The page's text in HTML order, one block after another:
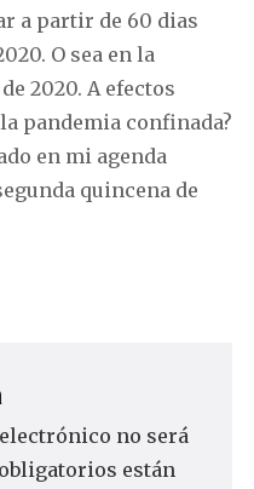
a partir de 60 dias
O sea en la
2020. A efectos
pandemia confinada?
en mi agenda
quincena de
no será
están